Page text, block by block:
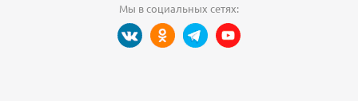
Мы в социальных сетях: